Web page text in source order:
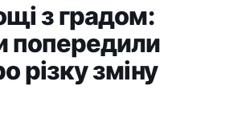
з градом:
попередили
різку зміну